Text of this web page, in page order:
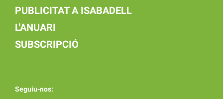
PUBLICITAT A ISABADELL
L'ANUARI
SUBSCRIPCIÓ
Seguiu-nos: